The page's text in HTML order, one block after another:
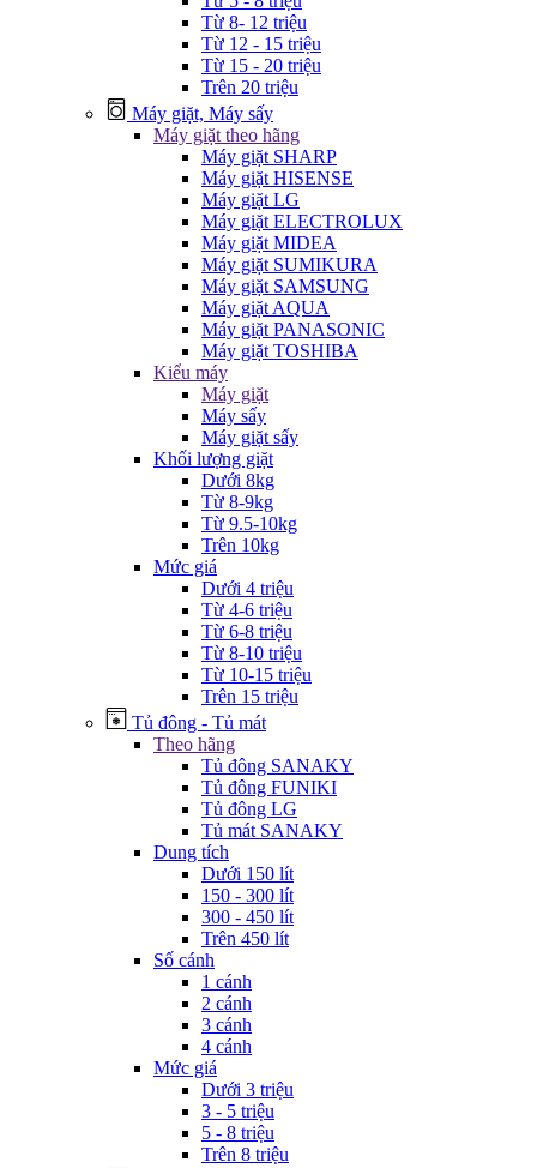
Từ 8- 12 triệu
Từ 12 - 15 triệu
Từ 15 - 20 triệu
Trên 20 triệu
Máy giặt, Máy sấy
Máy giặt theo hãng
Máy giặt SHARP
Máy giặt HISENSE
Máy giặt LG
Máy giặt ELECTROLUX
Máy giặt MIDEA
Máy giặt SUMIKURA
Máy giặt SAMSUNG
Máy giặt AQUA
Máy giặt PANASONIC
Máy giặt TOSHIBA
Kiểu máy
Máy giặt
Máy sấy
Máy giặt sấy
Khối lượng giặt
Dưới 8kg
Từ 8-9kg
Từ 9.5-10kg
Trên 10kg
Mức giá
Dưới 4 triệu
Từ 4-6 triệu
Từ 6-8 triệu
Từ 8-10 triệu
Từ 10-15 triệu
Trên 15 triệu
Tủ đông - Tủ mát
Theo hãng
Tủ đông SANAKY
Tủ đông FUNIKI
Tủ đông LG
Tủ mát SANAKY
Dung tích
Dưới 150 lít
150 - 300 lít
300 - 450 lít
Trên 450 lít
Số cánh
1 cánh
2 cánh
3 cánh
4 cánh
Mức giá
Dưới 3 triệu
3 - 5 triệu
5 - 8 triệu
Trên 8 triệu